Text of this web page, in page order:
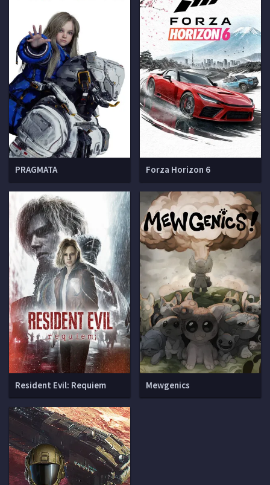
PRAGMATA Forza Horizon 6
Resident Evil: Requiem Mewgenics